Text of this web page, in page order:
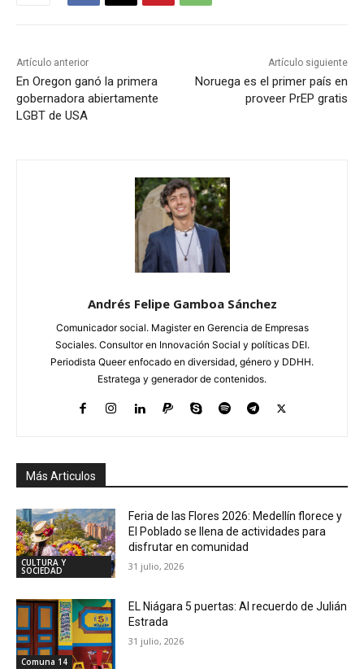
Artículo anterior
En Oregon ganó la primera
gobernadora abiertamente
LGBT de USA
Artículo siguiente
Noruega es el primer país en
proveer PrEP gratis
Andrés Felipe Gamboa Sánchez
Comunicador social. Magister en Gerencia de Empresas
Sociales. Consultor en Innovación Social y políticas DEI.
Periodista Queer enfocado en diversidad, género y DDHH.
Estratega y generador de contenidos.
Más Articulos
CULTURA Y
SOCIEDAD
Feria de las Flores 2026: Medellín florece y
El Poblado se llena de actividades para
disfrutar en comunidad
31 julio, 2026
Comuna 14
EL Niágara 5 puertas: Al recuerdo de Julián
Estrada
31 julio, 2026